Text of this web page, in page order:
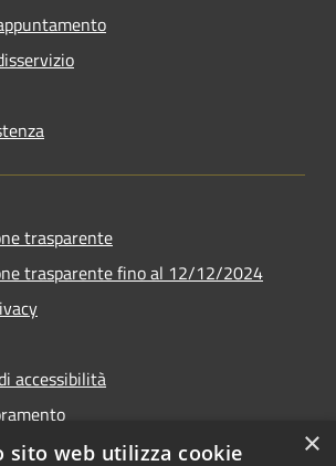
trasparente
trasparente fino al 12/12/2024
accessibilità
×
sito web utilizza cookie